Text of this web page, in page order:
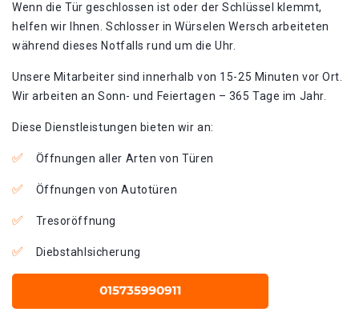
Wenn die Tür geschlossen ist oder der Schlüssel klemmt,
helfen wir Ihnen. Schlosser in Würselen Wersch arbeiteten
während dieses Notfalls rund um die Uhr.
Unsere Mitarbeiter sind innerhalb von 15-25 Minuten vor Ort.
Wir arbeiten an Sonn- und Feiertagen – 365 Tage im Jahr.
Diese Dienstleistungen bieten wir an:
Öffnungen aller Arten von Türen
Öffnungen von Autotüren
Tresoröffnung
Diebstahlsicherung